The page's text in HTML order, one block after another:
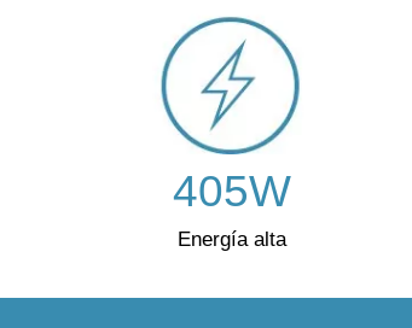
405W
Energía alta